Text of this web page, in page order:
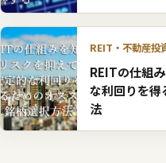
REIT・不動産投
REITの仕組
な利回りを得
法